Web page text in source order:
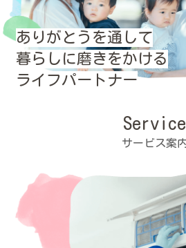
ありがとうを通して
暮らしに磨きをかける
ライフパートナー
Service